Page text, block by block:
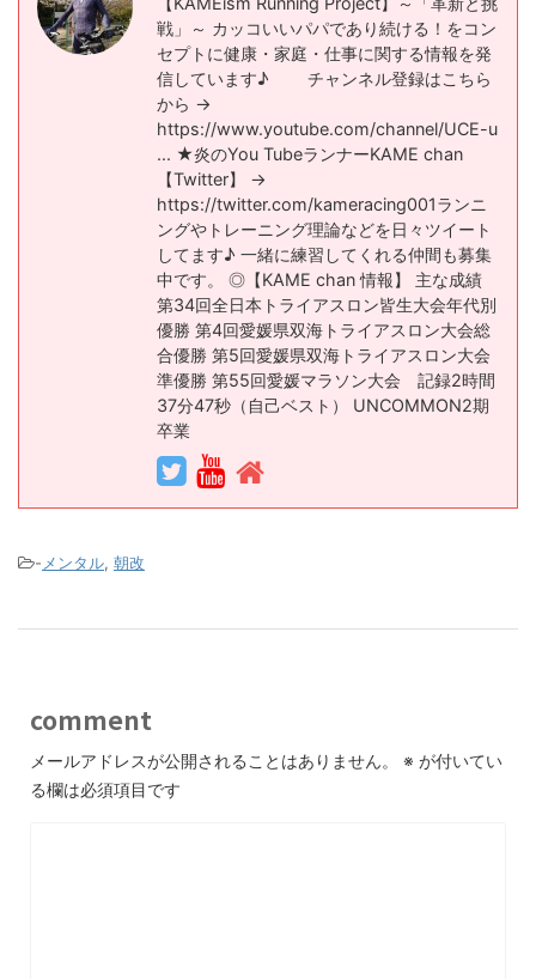
戦」～ カッコいいパパであり続ける！をコン
セプトに健康・家庭・仕事に関する情報を発
信しています♪ チャンネル登録はこちら
から →
https://www.youtube.com/channel/UCE-u​
... ★炎のYou TubeランナーKAME chan
【Twitter】 →
https://twitter.com/kameracing001​ ランニ
ングやトレーニング理論などを日々ツイート
してます♪ 一緒に練習してくれる仲間も募集
中です。 ◎【KAME chan 情報】 主な成績
第34回全日本トライアスロン皆生大会年代別
優勝 第4回愛媛県双海トライアスロン大会総
合優勝 第5回愛媛県双海トライアスロン大会
準優勝 第55回愛媛マラソン大会 記録2時間
37分47秒（自己ベスト） UNCOMMON2期
卒業
-メンタル, 朝改
comment
メールアドレスが公開されることはありません。 ※ が付いてい
る欄は必須項目です